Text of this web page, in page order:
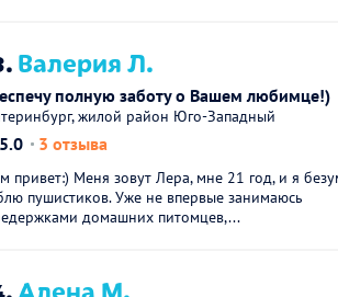
Валерия Л.
полную заботу о Вашем любимце!)
жилой район Юго-Западный
5.0 3 отзыва
привет:) Меня зовут Лера, мне 21 год, и я
пушистиков. Уже не впервые занимаюсь
домашних питомцев,...
Алена М.